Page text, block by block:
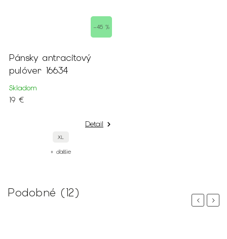
–45 %
Pánsky antracitový
pulóver 16634
Skladom
19 €
Detail
XL
+ ďalšie
Podobné (12)
PreviousNext